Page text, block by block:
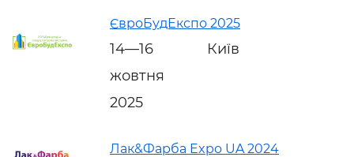
ЄвроБудЕкспо 2025
14—16
жовтня
2025
Київ
Лак&Фарба Expo UA 2024